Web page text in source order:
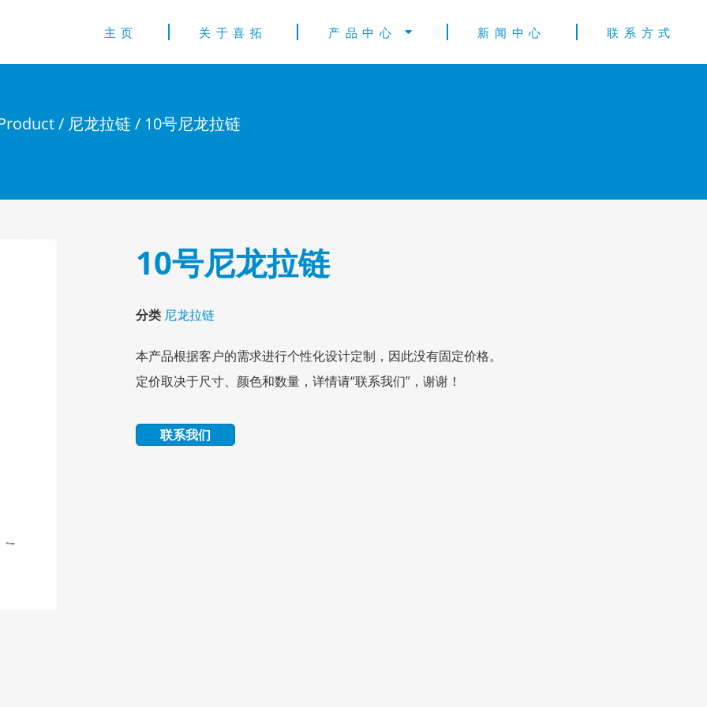
主页 关于喜拓 产品中心 新闻中心 联系方式
/ 尼龙拉链/ 10号尼龙拉链
10号尼龙拉链
分类 尼龙拉链
本产品根据客户的需求进行个性化设计定制，因此没有固定价格。
定价取决于尺寸、颜色和数量，详情请“联系我们”，谢谢！
联系我们